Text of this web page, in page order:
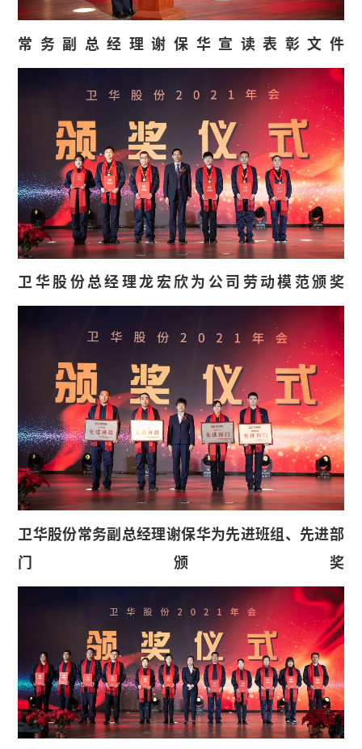
常务副总经理谢保华宣读表彰文件
卫华股份总经理龙宏欣为公司劳动模范颁奖
卫华股份常务副总经理谢保华为先进班组、先进部
门颁奖